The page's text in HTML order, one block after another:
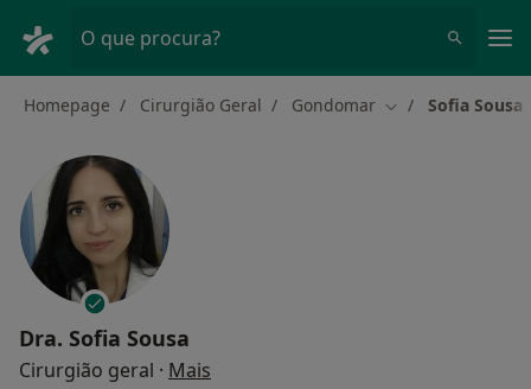
O que procura?
Homepage Cirurgião Geral Gondomar Mudar de cidade
Sofia Sousa
Dra. Sofia Sousa
Cirurgião geral · Mais